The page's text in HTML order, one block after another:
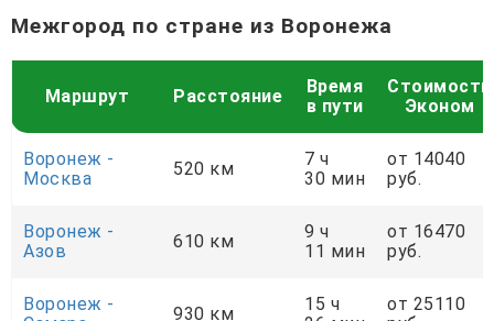
Межгород по стране из Воронежа
Маршрут Расстояние
Время
в пути
Стоимость
Эконом
Воронеж -
Москва
520 км
7 ч
30 мин
от 14040
руб.
Воронеж -
Азов
610 км
9 ч
11 мин
от 16470
руб.
Воронеж -
930 км
15 ч
от 25110